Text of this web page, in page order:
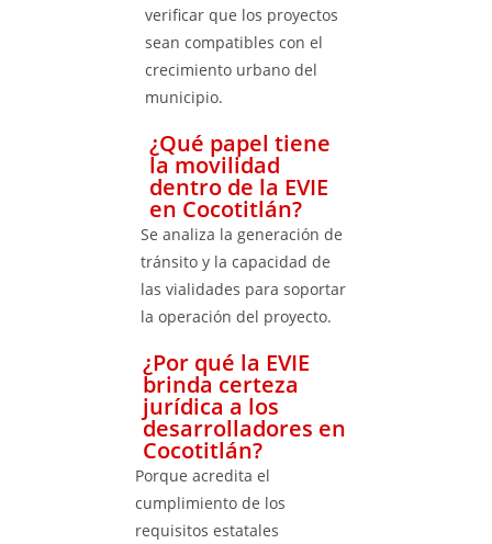
verificar que los proyectos
sean compatibles con el
crecimiento urbano del
municipio.
¿Qué papel tiene
la movilidad
dentro de la EVIE
en Cocotitlán?
Se analiza la generación de
tránsito y la capacidad de
las vialidades para soportar
la operación del proyecto.
¿Por qué la EVIE
brinda certeza
jurídica a los
desarrolladores en
Cocotitlán?
Porque acredita el
cumplimiento de los
requisitos estatales